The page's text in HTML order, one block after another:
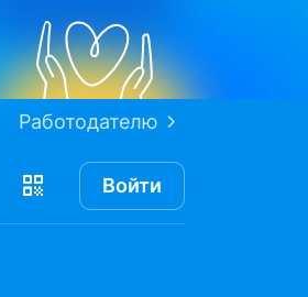
Работодателю
Войти